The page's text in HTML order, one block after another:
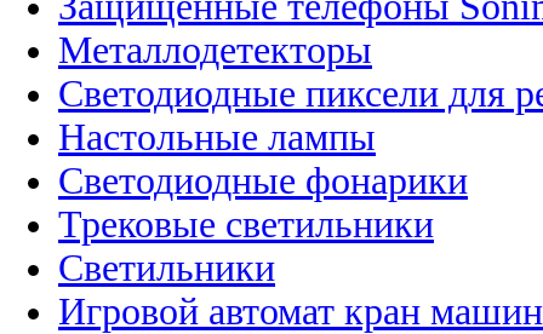
Металлодетекторы
Светодиодные пиксели для
Настольные лампы
Светодиодные фонарики
Трековые светильники
Светильники
Игровой автомат кран